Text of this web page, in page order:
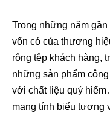
Trong những năm
vốn có của thương
rộng tệp khách hàng,
những sản phẩm
với chất liệu quý
mang tính biểu tượng